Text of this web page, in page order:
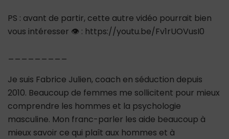
PS : avant de partir, cette autre vidéo pourrait bien
vous intéresser 👁 : https://youtu.be/Fv1rUOVusI0
Je suis Fabrice Julien, coach en séduction depuis
2010. Beaucoup de femmes me sollicitent pour mieux
comprendre les hommes et la psychologie
masculine. Mon franc-parler les aide beaucoup à
mieux savoir ce qui plaît aux hommes et à